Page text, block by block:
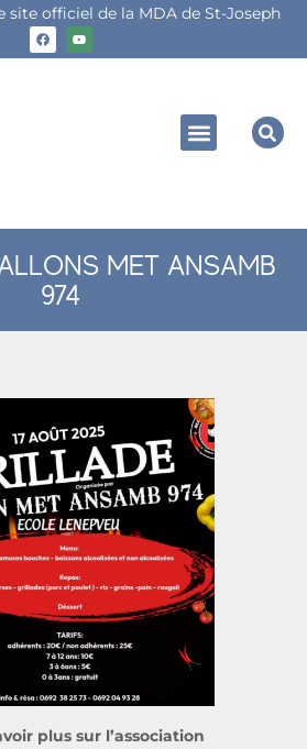
site officiel de la MDA de St-Joseph
MET ANSAMB
974
plus sur l’association